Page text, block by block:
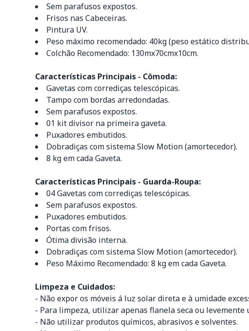
Sem parafusos expostos.
Frisos nas Cabeceiras.
Pintura UV.
Peso máximo recomendado: 40kg (peso estático
Colchão Recomendado: 130mx70cmx10cm.
Características Principais - Cômoda:
Gavetas com corrediças telescópicas.
Tampo com bordas arredondadas.
Sem parafusos expostos.
01 kit divisor na primeira gaveta.
Puxadores embutidos.
Dobradiças com sistema Slow Motion (amortecedor).
8 kg em cada Gaveta.
Características Principais - Guarda-Roupa:
04 Gavetas com corrediças telescópicas.
Sem parafusos expostos.
Puxadores embutidos.
Portas com frisos.
Ótima divisão interna.
Dobradiças com sistema Slow Motion (amortecedor).
Peso Máximo Recomendado: 8 kg em cada Gaveta.
Limpeza e Cuidados:
- Não expor os móveis á luz solar direta e à umidade
- Para limpeza, utilizar apenas flanela seca ou levemente
- Não utilizar produtos químicos, abrasivos e solventes.